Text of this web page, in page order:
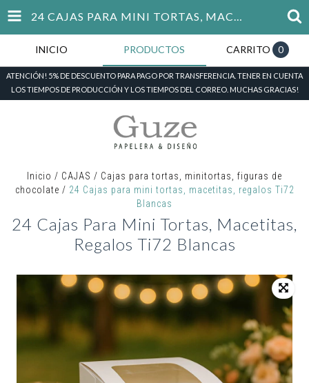
24 CAJAS PARA MINI TORTAS, MACETITAS, REGALOS TI72 BLANCAS
INICIO PRODUCTOS CARRITO 0
ATENCIÓN! 5% DE DESCUENTO PARA PAGO POR TRANSFERENCIA. TENER EN CUENTA
LOS TIEMPOS DE PRODUCCIÓN Y LOS TIEMPOS DEL CORREO. MUCHAS GRACIAS!
Inicio / CAJAS / Cajas para tortas, minitortas, figuras de
chocolate / 24 Cajas para mini tortas, macetitas, regalos Ti72
Blancas
24 Cajas Para Mini Tortas, Macetitas,
Regalos Ti72 Blancas